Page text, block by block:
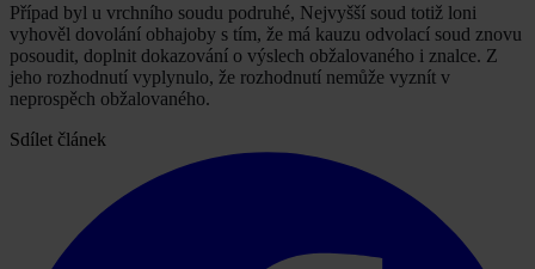
Případ byl u vrchního soudu podruhé, Nejvyšší soud totiž loni
vyhověl dovolání obhajoby s tím, že má kauzu odvolací soud znovu
posoudit, doplnit dokazování o výslech obžalovaného i znalce. Z
jeho rozhodnutí vyplynulo, že rozhodnutí nemůže vyznít v
neprospěch obžalovaného.
Sdílet článek